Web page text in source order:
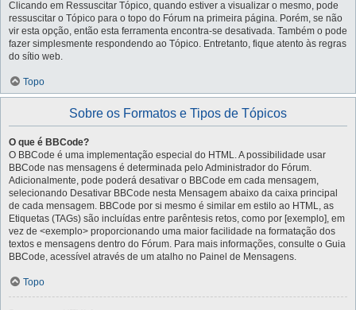
Clicando em Ressuscitar Tópico, quando estiver a visualizar o mesmo, pode
ressuscitar o Tópico para o topo do Fórum na primeira página. Porém, se não
vir esta opção, então esta ferramenta encontra-se desativada. Também o pode
fazer simplesmente respondendo ao Tópico. Entretanto, fique atento às regras
do sítio web.
Topo
Sobre os Formatos e Tipos de Tópicos
O que é BBCode?
O BBCode é uma implementação especial do HTML. A possibilidade usar
BBCode nas mensagens é determinada pelo Administrador do Fórum.
Adicionalmente, pode poderá desativar o BBCode em cada mensagem,
selecionando Desativar BBCode nesta Mensagem abaixo da caixa principal
de cada mensagem. BBCode por si mesmo é similar em estilo ao HTML, as
Etiquetas (TAGs) são incluídas entre parêntesis retos, como por [exemplo], em
vez de <exemplo> proporcionando uma maior facilidade na formatação dos
textos e mensagens dentro do Fórum. Para mais informações, consulte o Guia
BBCode, acessível através de um atalho no Painel de Mensagens.
Topo